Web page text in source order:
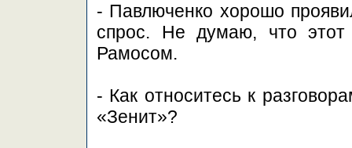
- Павлюченко хорошо
спрос. Не думаю, что этот
Рамосом.
- Как относитесь к
«Зенит»?